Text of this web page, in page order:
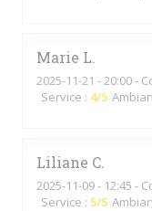
Marie L
2025-11-21 - 20:00 -
Service : 4/5
Liliane C
2025-11-09- 12:45 -
Service : 5/5